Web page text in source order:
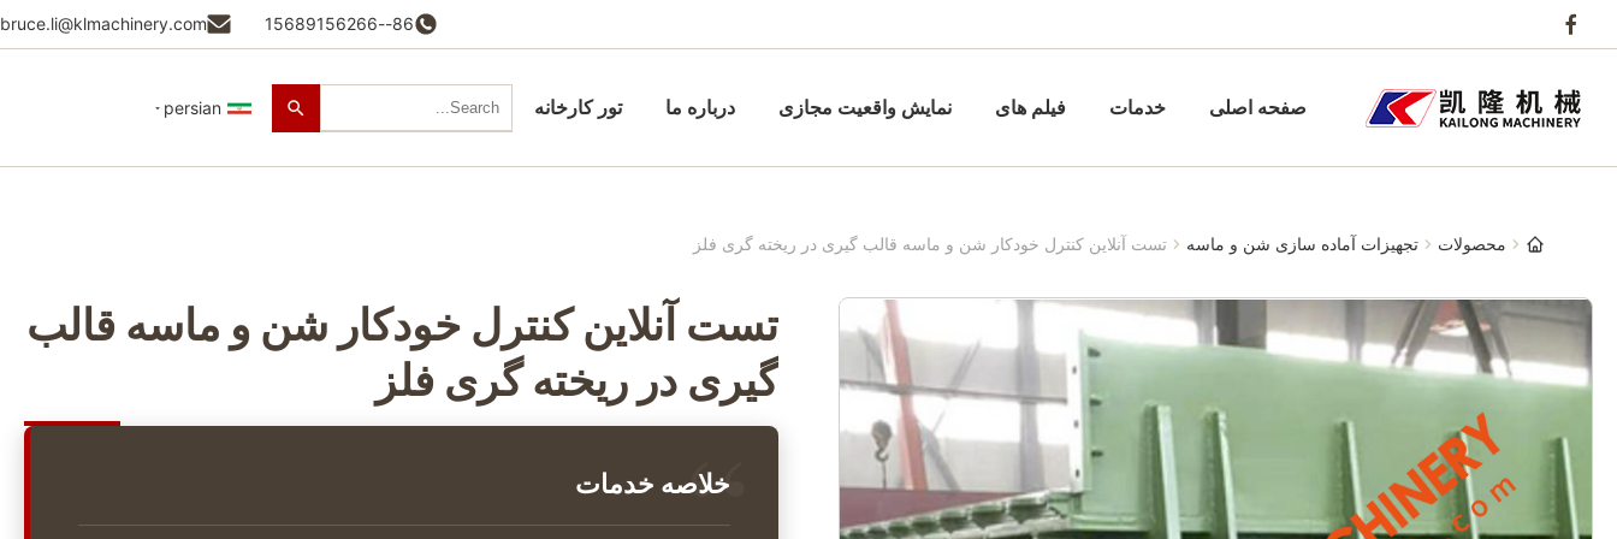
86--15689156266
bruce.li@klmachinery.com
صفحه اصلی خدمات فیلم های نمایش واقعیت مجازی درباره ما تور کارخانه persian
محصولات تجهیزات آماده سازی شن و ماسه تست آنلاین کنترل خودکار شن و ماسه قالب گیری در ریخته گری فلز
تست آنلاین کنترل خودکار شن و ماسه قالب
گیری در ریخته گری فلز
خلاصه خدمات